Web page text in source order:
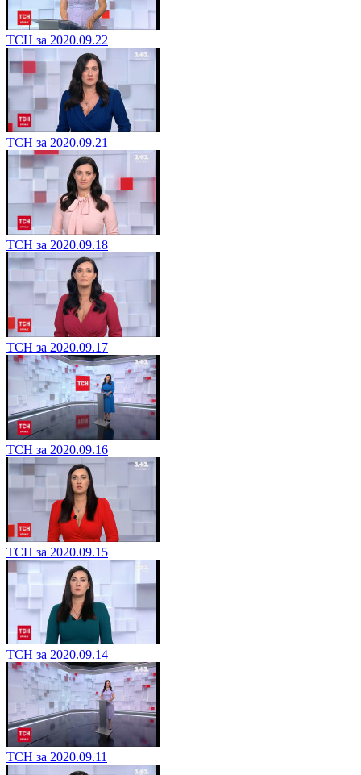
ТСН за 2020.09.22
ТСН за 2020.09.21
ТСН за 2020.09.18
ТСН за 2020.09.17
ТСН за 2020.09.16
ТСН за 2020.09.15
ТСН за 2020.09.14
ТСН за 2020.09.11